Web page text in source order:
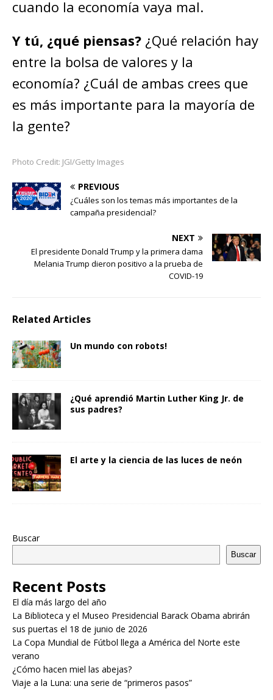
cuando la economía vaya mal.
Y tú, ¿qué piensas? ¿Qué relación hay
entre la bolsa de valores y la
economía? ¿Cuál de ambas crees que
es más importante para la mayoría de
la gente?
Photo Credit: JGI/Getty Images
PREVIOUS
¿Cuáles son los temas más importantes de la
campaña presidencial?
NEXT
El presidente Donald Trump y la primera dama
Melania Trump dieron positivo a la prueba de
COVID-19
Related Articles
Un mundo con robots!
¿Qué aprendió Martin Luther King Jr. de
sus padres?
El arte y la ciencia de las luces de neón
Buscar
Buscar
Recent Posts
El día más largo del año
La Biblioteca y el Museo Presidencial Barack Obama abrirán
sus puertas el 18 de junio de 2026
La Copa Mundial de Fútbol llega a América del Norte este
verano
¿Cómo hacen miel las abejas?
Viaje a la Luna: una serie de “primeros pasos”